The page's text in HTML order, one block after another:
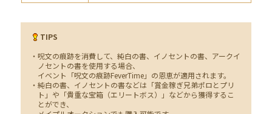
TIPS
・呪文の痕跡を消費して、純白の書、イノセントの書、アークイ
ノセントの書を使用する場合、
イベント「呪文の痕跡FeverTime」の恩恵が適用されます。
・純白の書、イノセントの書などは「賞金稼ぎ兄弟ポロとプリ
ト」や「貴重な宝箱（エリートボス）」などから獲得するこ
とができ、